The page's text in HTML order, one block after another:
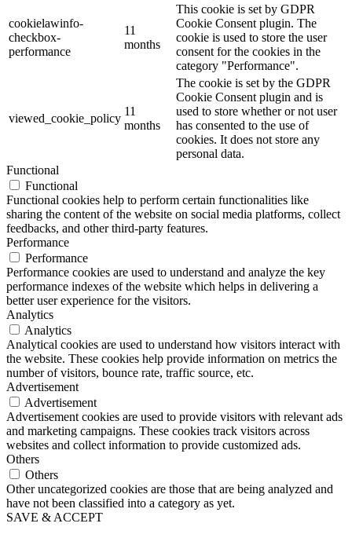
cookielawinfo-
checkbox-
performance
11
months
This cookie is set by GDPR
Cookie Consent plugin. The
cookie is used to store the user
consent for the cookies in the
category "Performance".
viewed_cookie_policy
11
months
The cookie is set by the GDPR
Cookie Consent plugin and is
used to store whether or not user
has consented to the use of
cookies. It does not store any
personal data.
Functional
Functional
Functional cookies help to perform certain functionalities like
sharing the content of the website on social media platforms, collect
feedbacks, and other third-party features.
Performance
Performance
Performance cookies are used to understand and analyze the key
performance indexes of the website which helps in delivering a
better user experience for the visitors.
Analytics
Analytics
Analytical cookies are used to understand how visitors interact with
the website. These cookies help provide information on metrics the
number of visitors, bounce rate, traffic source, etc.
Advertisement
Advertisement
Advertisement cookies are used to provide visitors with relevant ads
and marketing campaigns. These cookies track visitors across
websites and collect information to provide customized ads.
Others
Others
Other uncategorized cookies are those that are being analyzed and
have not been classified into a category as yet.
SAVE & ACCEPT